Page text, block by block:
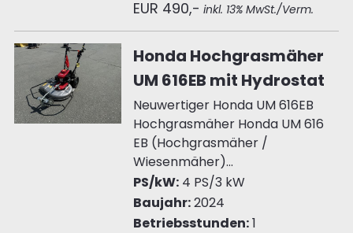
EUR 490,- inkl. 13% MwSt./Verm.
Honda Hochgrasmäher
UM 616EB mit Hydrostat
Neuwertiger Honda UM 616EB
Hochgrasmäher Honda UM 616
EB (Hochgrasmäher /
Wiesenmäher)...
PS/kW:4 PS/3 kW
Baujahr:2024
Betriebsstunden:1